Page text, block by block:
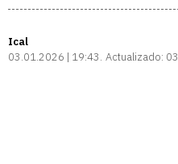
Ical
03.01.2026 | 19:43 Actualizado: